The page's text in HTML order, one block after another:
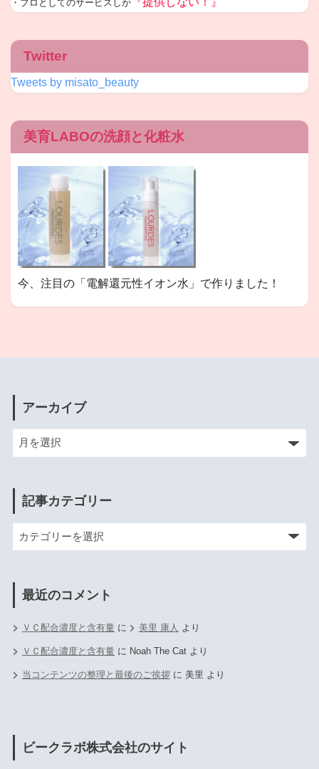
・プロとしてのサービスしか
Twitter
Tweets by misato_beauty
美育LABOの洗顔と化粧水
今、注目の「電解還元性イオン水」で作りました！
アーカイブ
記事カテゴリー
最近のコメント
ＶＣ配合濃度と含有量に 美里 康人 より
ＶＣ配合濃度と含有量に Noah The Catより
当コンテンツの整理と最後のご挨拶に 美里 より
ビークラボ株式会社のサイト